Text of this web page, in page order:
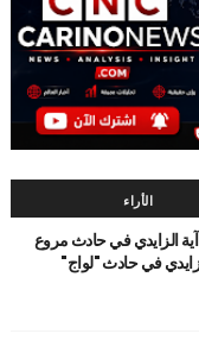
الأراء
الزايدي في حادث مروع
في حادث "لواج"